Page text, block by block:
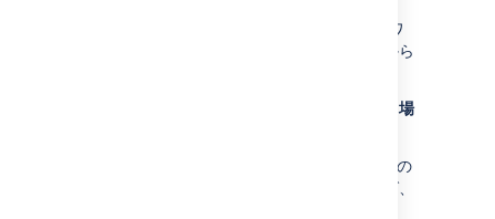
本番環境で、上記のように「XML からワ
ークフローをインポートする」リンクから
Jira にXML ワークフローをインポートする場
Jira の XML ワークフロー定義には Jira の
メタ属性への参照が含まれます。例えば、